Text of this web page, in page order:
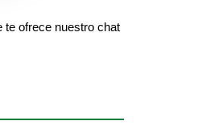
te ofrece nuestro chat